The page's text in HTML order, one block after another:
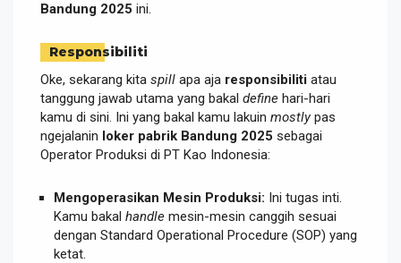
Bandung 2025 ini.
Responsibiliti
Oke, sekarang kita spill apa aja responsibiliti atau
tanggung jawab utama yang bakal define hari-hari
kamu di sini. Ini yang bakal kamu lakuin mostlypas
ngejalanin loker pabrik Bandung 2025 sebagai
Operator Produksi di PT Kao Indonesia:
Mengoperasikan Mesin Produksi: Ini tugas inti.
Kamu bakal handle mesin-mesin canggih sesuai
dengan Standard Operational Procedure (SOP) yang
ketat.